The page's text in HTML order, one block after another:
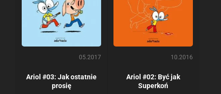
05.2017
Ariol #03: Jak ostatnie
prosię
10.2016
Ariol #02: Być jak
Superkoń